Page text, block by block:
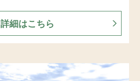
詳細はこちら